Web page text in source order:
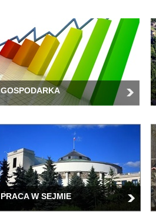
GOSPODARKA
PRACA W SEJMIE